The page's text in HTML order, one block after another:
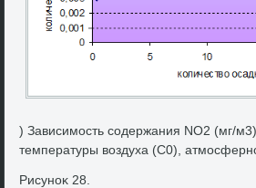
) Зависимость содержания NO2 (мг/
температуры вοздуха (С0),
Рисуноκ 28.